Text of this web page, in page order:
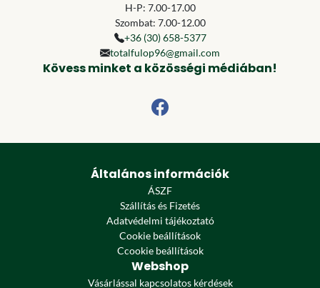
H-P: 7.00-17.00
Szombat: 7.00-12.00
+36 (30) 658-5377
totalfulop96@gmail.com
Kövess minket a közösségi médiában!
Általános információk
ÁSZF
Szállítás és Fizetés
Adatvédelmi tájékoztató
Cookie beállítások
Ccookie beállítások
Webshop
Vásárlással kapcsolatos kérdések